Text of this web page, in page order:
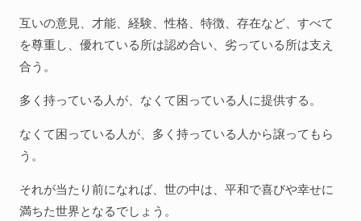
互いの意見、才能、経験、性格、特徴、存在など、すべて
を尊重し、優れている所は認め合い、劣っている所は支え
合う。
多く持っている人が、なくて困っている人に提供する。
なくて困っている人が、多く持っている人から譲ってもら
う。
それが当たり前になれば、世の中は、平和で喜びや幸せに
満ちた世界となるでしょう。